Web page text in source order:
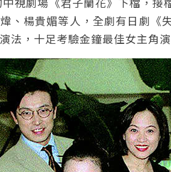
、楊貴媚等人，全劇有日劇《
法，十足考驗金鐘最佳女主角演